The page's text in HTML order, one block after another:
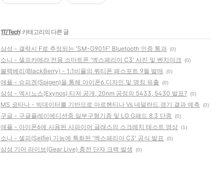
'IT/Tech' 카테고리의 다른 글
삼성 - 갤럭시 F로 추정되는 'SM-G901F' Bluetooth 인증 통과 (0)
소니 - 셀프카메라 전용 스마트폰 '엑스페리아 C3' 사진 및 벤치마크 (0)
블랙베리(BlackBerry) - 1:1비율의 쿼티폰 패스포트 9월 발매 (0)
애플 - 슈피겐(Spigen)을 통해 아이폰6 디자인 및 명칭 유출 (0)
삼성 - 엑시노스(Exynos) 티저 공개, 20nm 공정의 5433, 5430 발표? (0)
MS 코타나 - 빅데이터를 기반으로 아르헨티나 Vs 네덜란드 경기 결과 예측 (0)
구글 - 구글플레이에디션중 일부구형기종 및 LG G패드 8.3 단종 (0)
애플 - 아이폰6에 사용된 사파이어 글래스의 스크레치 테스트 영상 (1)
소니 - 셀피(Selfie) 기능에 특화된 '엑스페리아 C3' 공식 발표 (0)
삼성 기어 라이브(Gear Live) 충전 단자 크랙 발생 (0)